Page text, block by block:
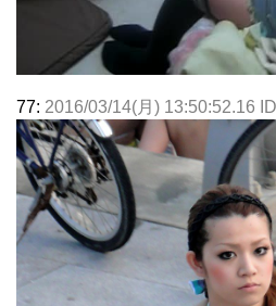
77: 2016/03/14(月) 13:50:52.16